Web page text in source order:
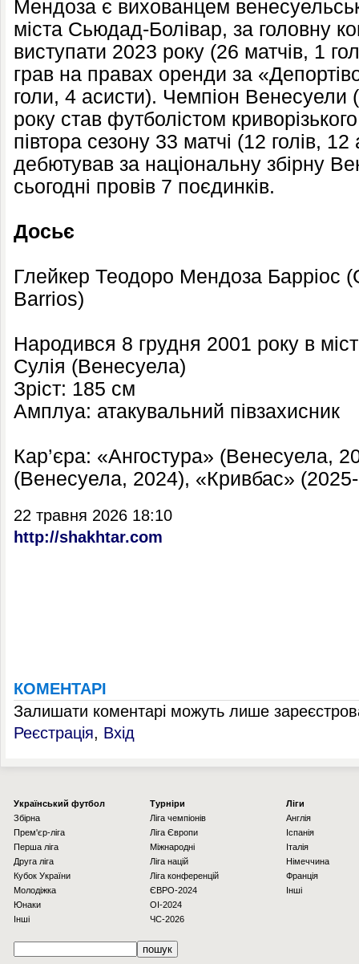
Мендоза є вихованцем
міста Сьюдад-Болівар, за головну
виступати 2023 року (26 матчів, 1
грав на правах оренди за
голи, 4 асисти). Чемпіон
року став футболістом
півтора сезону 33 матчі (12 голів,
дебютував за національну збірну
сьогодні провів 7 поєдинків.
Досьє
Глейкер Теодоро Мендоза Барріос
Barrios)
Народився 8 грудня 2001 року в
Сулія (Венесуела)
Зріст: 185 см
Амплуа: атакувальний півзахисник
Кар’єра: «Ангостура» (Венесуела,
(Венесуела, 2024), «Кривбас»
22 травня 2026 18:10
http://shakhtar.com
КОМЕНТАРІ
Залишати коментарі можуть лише
Реєстрація, Вхід
Українcький футбол
Збірна
Прем'єр-ліга
Перша ліга
Друга ліга
Кубок України
Молодіжка
Юнаки
Інші
Турніри
Ліга чемпіонів
Ліга Європи
Міжнародні
Ліга націй
Ліга конференцій
ЄВРО-2024
OI-2024
ЧС-2026
Ліги
Англія
Іспанія
Італія
Німеччина
Франція
Інші